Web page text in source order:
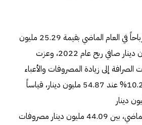
وسجلت شركات الصرافة أرباحاً في العام الماضي بقيمة 25.29 مليون
دينار، مقارنة بـ43.09 مليون دينار صافي ربح عام 2022، وعزت
الصرافة إلى زيادة المصروفات والأعباء
الأخرى في 2023 بنسبة 10.22% عند 54.87 مليون دينار، قياساً
وتوزعت مصروفات العام الماضي، بين 44.09 مليون دينار مصروفات